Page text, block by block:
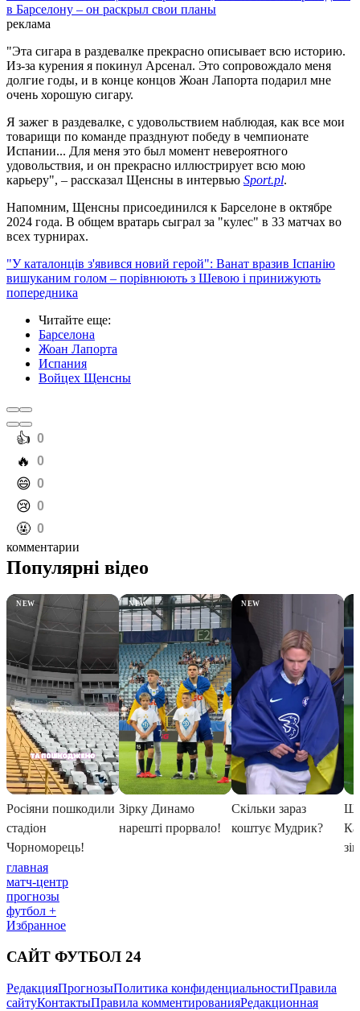
в Барселону – он раскрыл свои планы
реклама
"Эта сигара в раздевалке прекрасно описывает всю историю.
Из-за курения я покинул Арсенал. Это сопровождало меня
долгие годы, и в конце концов Жоан Лапорта подарил мне
очень хорошую сигару.
Я зажег в раздевалке, с удовольствием наблюдая, как все мои
товарищи по команде празднуют победу в чемпионате
Испании... Для меня это был момент невероятного
удовольствия, и он прекрасно иллюстрирует всю мою
карьеру", – рассказал Щенсны в интервью Sport.pl.
Напомним, Щенсны присоединился к Барселоне в октябре
2024 года. В общем вратарь сыграл за "кулес" в 33 матчах во
всех турнирах.
"У каталонців з'явився новий герой": Ванат вразив Іспанію
вишуканим голом – порівнюють з Шевою і принижують
попередника
Читайте еще:
Барселона
Жоан Лапорта
Испания
Войцех Щенсны
️👍 0
️🔥 0
️😄 0
️😢 0
️🤬 0
комментарии
главная
матч-центр
прогнозы
футбол +
Избранное
САЙТ ФУТБОЛ 24
РедакцияПрогнозыПолитика конфиденциальностиПравила
сайтуКонтактыПравила комментированияРедакционная